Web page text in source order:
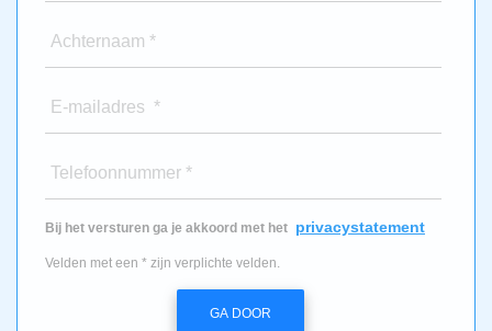
Achternaam *
E-mailadres *
Telefoonnummer *
Bij het versturen ga je akkoord met het privacystatement
Velden met een * zijn verplichte velden.
GA DOOR